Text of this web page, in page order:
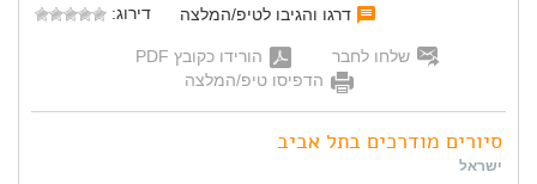
דרגו והגיבו לטיפ/המלצה
דירוג:
שלחו לחבר
הורידו כקובץ PDF
הדפיסו טיפ/המלצה
סיורים מודרכים בתל אביב
ישראל